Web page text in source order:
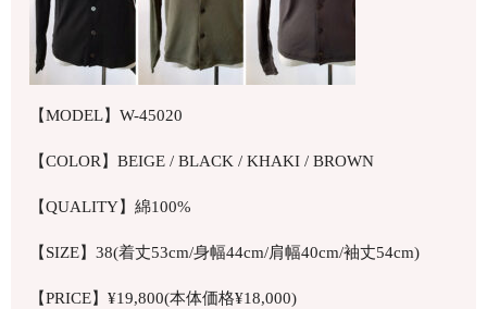
【MODEL】W-45020
【COLOR】BEIGE / BLACK / KHAKI / BROWN
【QUALITY】綿100%
【SIZE】38(着丈53cm/身幅44cm/肩幅40cm/袖丈54cm)
【PRICE】¥19,800(本体価格¥18,000)